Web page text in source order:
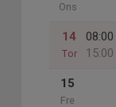
Ons
14
Tor
08:00
15:00
15
Fre